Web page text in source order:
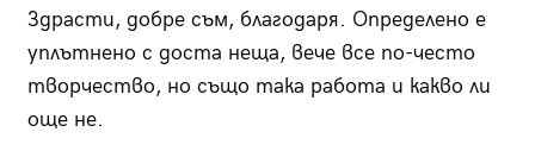
Здрасти, добре съм, благодаря. Определено е
уплътнено с доста неща, вече все по-често
творчество, но също така работа и какво ли
още не.